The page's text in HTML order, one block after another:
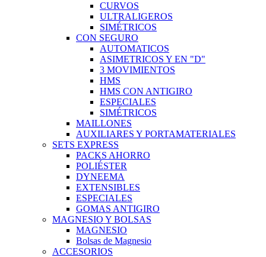
CURVOS
ULTRALIGEROS
SIMÉTRICOS
CON SEGURO
AUTOMATICOS
ASIMETRICOS Y EN "D"
3 MOVIMIENTOS
HMS
HMS CON ANTIGIRO
ESPECIALES
SIMÉTRICOS
MAILLONES
AUXILIARES Y PORTAMATERIALES
SETS EXPRESS
PACKS AHORRO
POLIÉSTER
DYNEEMA
EXTENSIBLES
ESPECIALES
GOMAS ANTIGIRO
MAGNESIO Y BOLSAS
MAGNESIO
Bolsas de Magnesio
ACCESORIOS